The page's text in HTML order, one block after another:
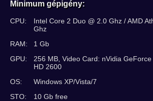
Minimum gépigény:
CPU:
Intel Core 2 Duo @ 2.0 Ghz / AMD
Ghz
RAM:
1 Gb
GPU:
256 MB, Video Card: nVidia
HD 2600
OS:
Windows XP/Vista/7
STO:
10 Gb free